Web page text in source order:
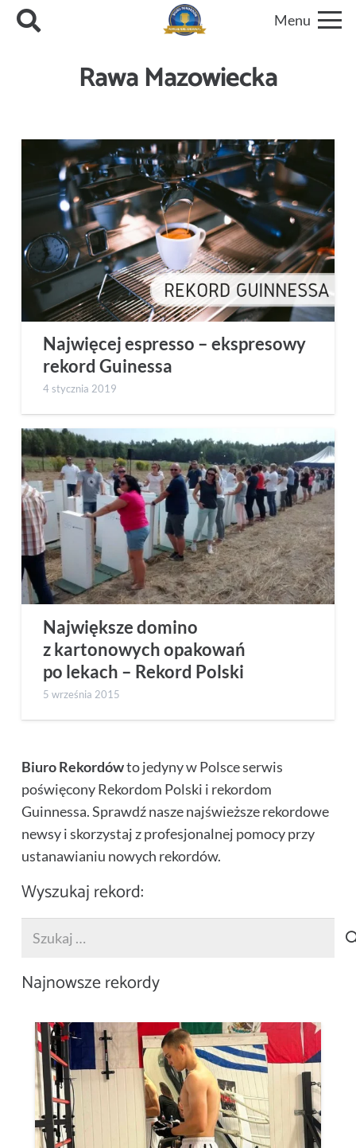
Menu
Rawa Mazowiecka
Najwięcej espresso – ekspresowy
rekord Guinessa
4 stycznia 2019
Największe domino
z kartonowych opakowań
po lekach – Rekord Polski
5 września 2015
Biuro Rekordówto jedyny w Polsce serwis
poświęcony Rekordom Polski i rekordom
Guinnessa. Sprawdź nasze najświeższe rekordowe
newsy i skorzystaj z profesjonalnej pomocy przy
ustanawianiu nowych rekordów.
Wyszukaj rekord:
Najnowsze rekordy